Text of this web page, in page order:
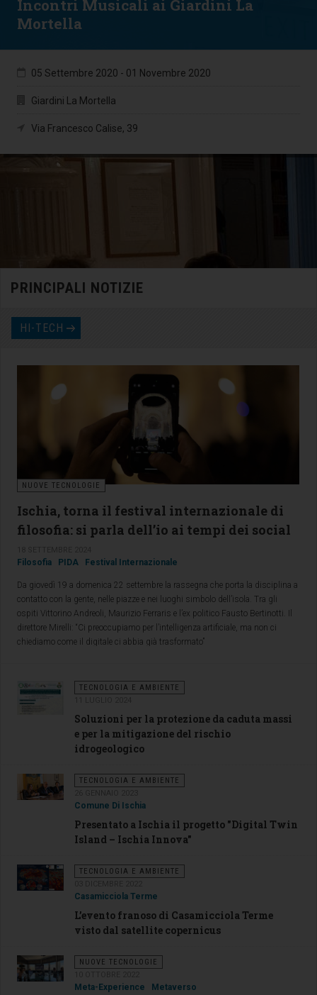
Giardini la Mortella il piano della sala concerti
Incontri Musicali ai Giardini La
Mortella
05 Settembre 2020 - 01 Novembre 2020
Giardini La Mortella
Via Francesco Calise, 39
PRINCIPALI NOTIZIE
HI-TECH
NUOVE TECNOLOGIE
Ischia, torna il festival internazionale di
filosofia: si parla dell’io ai tempi dei social
Filosofia PIDA Festival Internazionale
Da giovedì 19 a domenica 22 settembre la rassegna che porta la disciplina a
contatto con la gente, nelle piazze e nei luoghi simbolo dell’isola. Tra gli
ospiti Vittorino Andreoli, Maurizio Ferraris e l’ex politico Fausto Bertinotti. Il
direttore Mirelli: “Ci preoccupiamo per l’intelligenza artificiale, ma non ci
chiediamo come il digitale ci abbia già trasformato”
TECNOLOGIA E AMBIENTE
Soluzioni per la protezione da caduta massi
e per la mitigazione del rischio
idrogeologico
TECNOLOGIA E AMBIENTE
Comune Di Ischia
Presentato a Ischia il progetto "Digital Twin
Island – Ischia Innova"
TECNOLOGIA E AMBIENTE
Casamicciola Terme
L’evento franoso di Casamicciola Terme
visto dal satellite copernicus
NUOVE TECNOLOGIE
Meta-Experience Metaverso